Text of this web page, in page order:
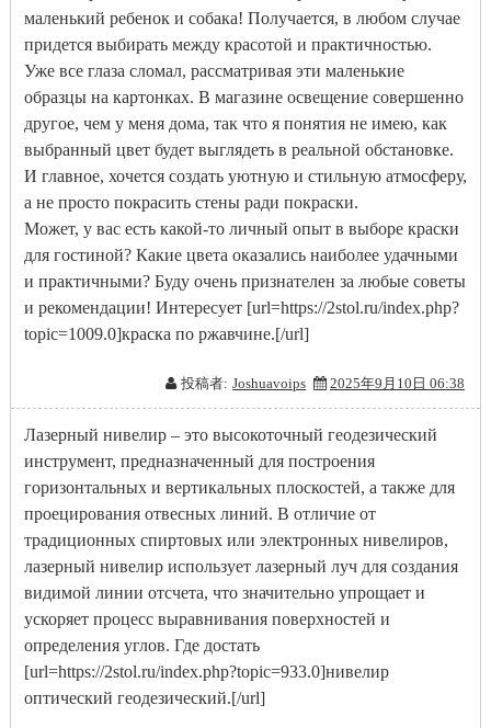
маленький ребенок и собака! Получается, в любом случае
придется выбирать между красотой и практичностью.
Уже все глаза сломал, рассматривая эти маленькие
образцы на картонках. В магазине освещение совершенно
другое, чем у меня дома, так что я понятия не имею, как
выбранный цвет будет выглядеть в реальной обстановке.
И главное, хочется создать уютную и стильную атмосферу,
а не просто покрасить стены ради покраски.
Может, у вас есть какой-то личный опыт в выборе краски
для гостиной? Какие цвета оказались наиболее удачными
и практичными? Буду очень признателен за любые советы
и рекомендации! Интересует [url=https://2stol.ru/index.php?
topic=1009.0]краска по ржавчине.[/url]
投稿者: Joshuavoips 2025年9月10日 06:38
Лазерный нивелир – это высокоточный геодезический
инструмент, предназначенный для построения
горизонтальных и вертикальных плоскостей, а также для
проецирования отвесных линий. В отличие от
традиционных спиртовых или электронных нивелиров,
лазерный нивелир использует лазерный луч для создания
видимой линии отсчета, что значительно упрощает и
ускоряет процесс выравнивания поверхностей и
определения углов. Где достать
[url=https://2stol.ru/index.php?topic=933.0]нивелир
оптический геодезический.[/url]